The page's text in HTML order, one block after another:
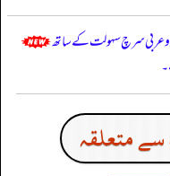
عربی سرچ سہولت کے ساتھ
متعلقہ